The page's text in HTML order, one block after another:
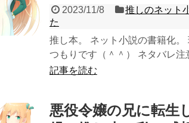
2023/11/8 推しのネット
た
推し本。 ネット小説の書籍化
つもりです（＾＾） ネタバレ注
記事を読む
悪役令嬢の兄に転